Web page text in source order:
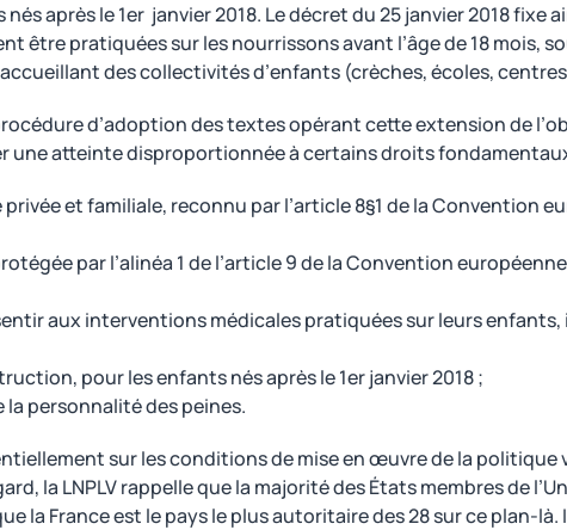
après le 1er janvier 2018. Le décret du 25 janvier 2018 fixe
être pratiquées sur les nourrissons avant l’âge de 18 mois,
des collectivités d’enfants (crèches, écoles,
d’adoption des textes opérant cette extension de
une atteinte disproportionnée à certains droits
et familiale, reconnu par l’article 8§1 de la Convention
par l’alinéa 1 de l’article 9 de la Convention
aux interventions médicales pratiquées sur leurs
pour les enfants nés après le 1er janvier 2018 ;
personnalité des peines.
sur les conditions de mise en œuvre de la politique
la LNPLV rappelle que la majorité des États membres de
la France est le pays le plus autoritaire des 28 sur ce plan-là.